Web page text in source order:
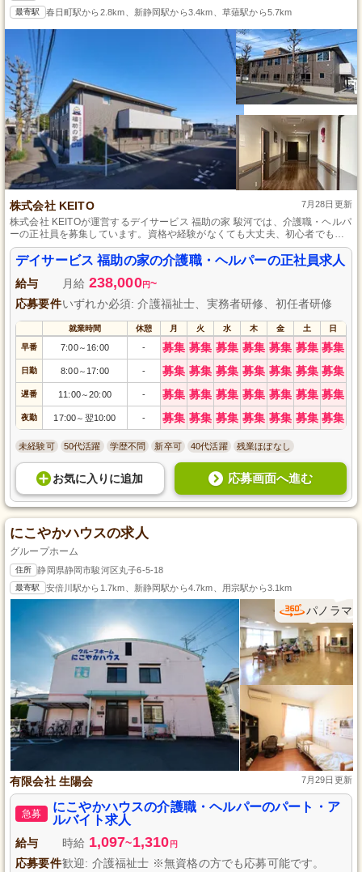
最寄駅 春日町駅から2.8km、新静岡駅から3.4km、草薙駅から5.7km
株式会社 KEITO 7月28日更新
株式会社 KEITOが運営するデイサービス 福助の家 駿河では、介護職・ヘルパ
ーの正社員を募集しています。資格や経験がなくても大丈夫、初心者でも安
心して働ける環境が整っています。ご利用者様と日々の生活を共にし、笑顔
を引き出すお手伝いをしてみませんか？ 共に成長し、温かい絆を作り上げま
しょう。興味のある方はぜひご応募ください。
デイサービス 福助の家の介護職・ヘルパーの正社員求人
給与 月給 238,000円~
応募要件いずれか必須: 介護福祉士、実務者研修、初任者研修
就業時間 休憩 月 火 水 木 金 土 日
早番 7:00～ 16:00 - 募集 募集 募集 募集 募集 募集 募集
日勤 8:00～ 17:00 - 募集 募集 募集 募集 募集 募集 募集
遅番 11:00～20:00 - 募集 募集 募集 募集 募集 募集 募集
夜勤 17:00～ 翌10:00 - 募集 募集 募集 募集 募集 募集 募集
未経験可 50代活躍 学歴不問 新卒可 40代活躍 残業ほぼなし
お気に入り に追加 応募画面へ進む
にこやかハウスの求人
グループホーム
住所 静岡県静岡市駿河区丸子6-5-18
最寄駅 安倍川駅から1.7km、新静岡駅から4.7km、用宗駅から3.1km
パノラマ
有限会社 生陽会 7月29日更新
急募
にこやかハウスの介護職・ヘルパーのパート・ア
ルバイト求人
給与 時給 1,097~1,310 円
応募要件歓迎: 介護福祉士 ※無資格の方でも応募可能です。